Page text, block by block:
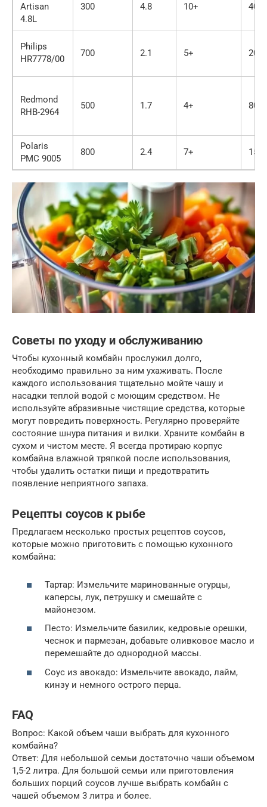
Artisan
4.8L
300 4.8 10+
Philips
HR7778/00
700 2.1 5+
Redmond
RHB-2964
500 1.7 4+ 8000
Polaris
PMC 9005
800 2.4 7+
Советы по уходу и обслуживанию
Чтобы кухонный комбайн прослужил долго,
необходимо правильно за ним ухаживать. После
каждого использования тщательно мойте чашу и
насадки теплой водой с моющим средством. Не
используйте абразивные чистящие средства, которые
могут повредить поверхность. Регулярно проверяйте
состояние шнура питания и вилки. Храните комбайн в
сухом и чистом месте. Я всегда протираю корпус
комбайна влажной тряпкой после использования,
чтобы удалить остатки пищи и предотвратить
появление неприятного запаха.
Рецепты соусов к рыбе
Предлагаем несколько простых рецептов соусов,
которые можно приготовить с помощью кухонного
комбайна:
Тартар: Измельчите маринованные огурцы,
каперсы, лук, петрушку и смешайте с
майонезом.
Песто: Измельчите базилик, кедровые орешки,
чеснок и пармезан, добавьте оливковое масло и
перемешайте до однородной массы.
Соус из авокадо: Измельчите авокадо, лайм,
кинзу и немного острого перца.
FAQ
Вопрос: Какой объем чаши выбрать для кухонного
комбайна?
Ответ: Для небольшой семьи достаточно чаши объемом
1,5-2 литра. Для большой семьи или приготовления
больших порций соусов лучше выбрать комбайн с
чашей объемом 3 литра и более.